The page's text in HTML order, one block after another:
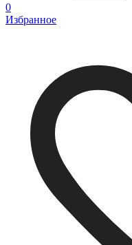
0
Избранное